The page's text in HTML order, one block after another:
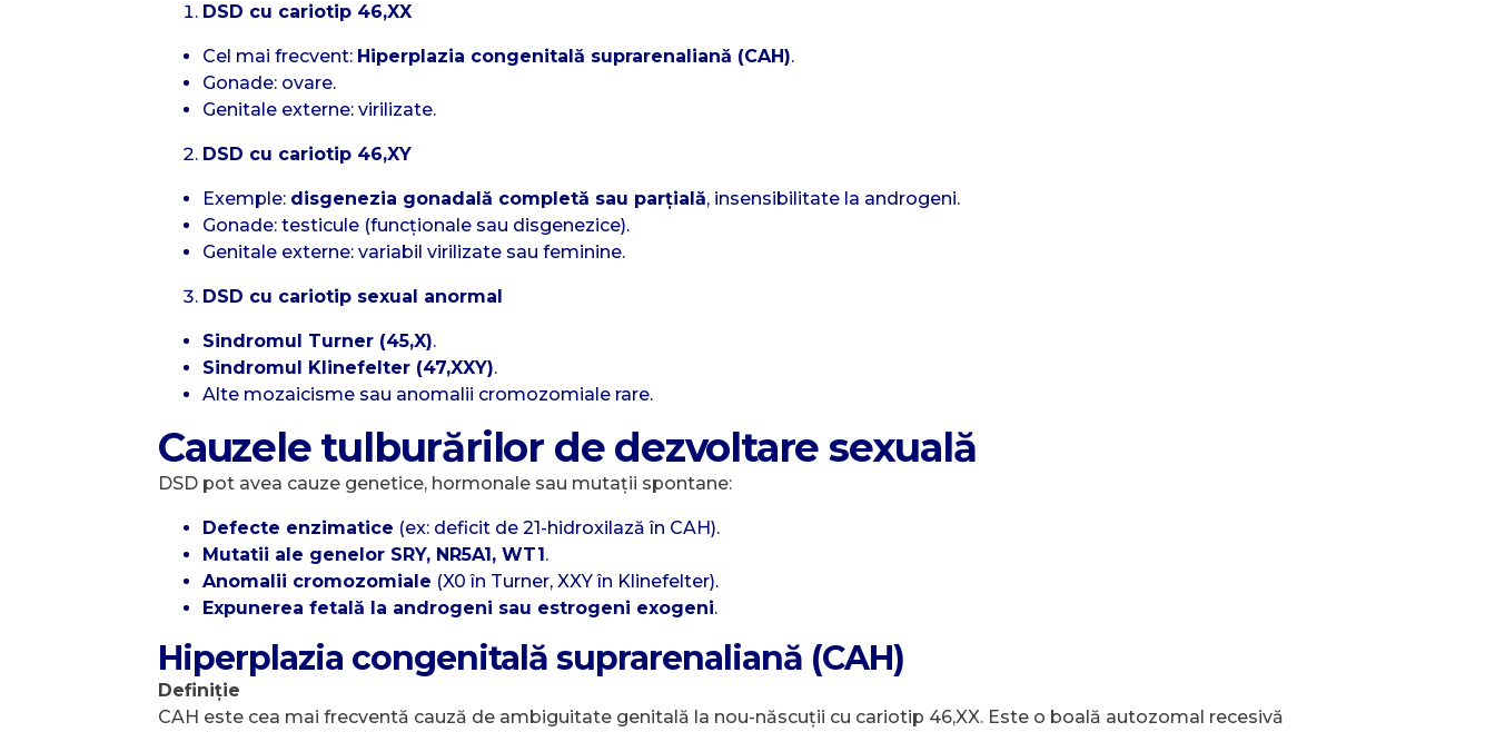
DSD cu cariotip 46,XX
Cel mai frecvent: Hiperplazia congenitală suprarenaliană (CAH).
Gonade: ovare.
Genitale externe: virilizate.
DSD cu cariotip 46,XY
Exemple: disgenezia gonadală completă sau parțială, insensibilitate la androgeni.
Gonade: testicule (funcționale sau disgenezice).
Genitale externe: variabil virilizate sau feminine.
DSD cu cariotip sexual anormal
Sindromul Turner (45,X).
Sindromul Klinefelter (47,XXY).
Alte mozaicisme sau anomalii cromozomiale rare.
Cauzele tulburărilor de dezvoltare sexuală
DSD pot avea cauze genetice, hormonale sau mutații spontane:
Defecte enzimatice (ex: deficit de 21-hidroxilază în CAH).
Mutatii ale genelor SRY, NR5A1, WT1.
Anomalii cromozomiale (X0 în Turner, XXY în Klinefelter).
Expunerea fetală la androgeni sau estrogeni exogeni.
Hiperplazia congenitală suprarenaliană (CAH)
Definiție
CAH este cea mai frecventă cauză de ambiguitate genitală la nou-născuții cu cariotip 46,XX. Este o boală autozomal recesivă